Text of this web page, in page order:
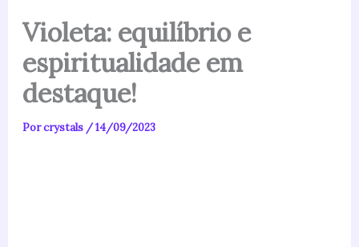
Violeta: equilíbrio e
espiritualidade em
destaque!
Porcrystals /14/09/2023